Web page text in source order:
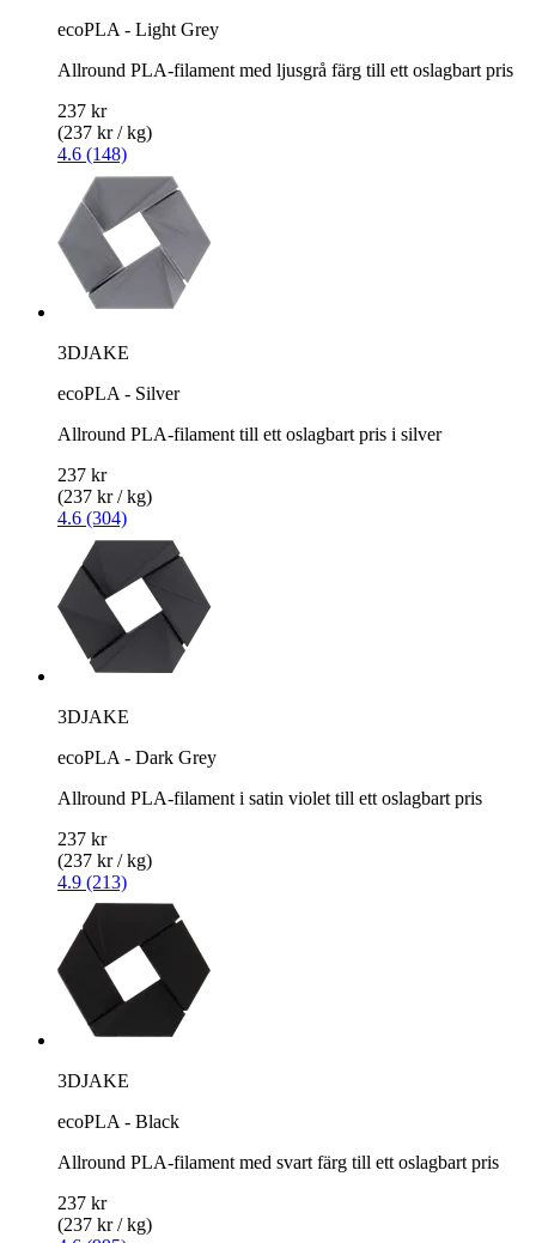
ecoPLA - Light Grey
Allround PLA-filament med ljusgrå färg till ett oslagbart pris
237 kr
(237 kr / kg)
4.6 (148)
3DJAKE
ecoPLA - Silver
Allround PLA-filament till ett oslagbart pris i silver
237 kr
(237 kr / kg)
4.6 (304)
3DJAKE
ecoPLA - Dark Grey
Allround PLA-filament i satin violet till ett oslagbart pris
237 kr
(237 kr / kg)
4.9 (213)
3DJAKE
ecoPLA - Black
Allround PLA-filament med svart färg till ett oslagbart pris
237 kr
(237 kr / kg)